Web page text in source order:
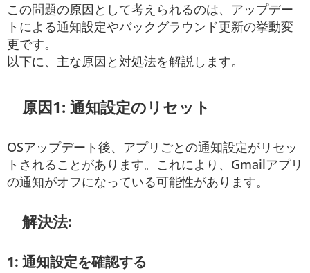
この問題の原因として考えられるのは、アップデー
トによる通知設定やバックグラウンド更新の挙動変
更です。
以下に、主な原因と対処法を解説します。
原因1: 通知設定のリセット
OSアップデート後、アプリごとの通知設定がリセッ
トされることがあります。これにより、Gmailアプリ
の通知がオフになっている可能性があります。
解決法:
1: 通知設定を確認する